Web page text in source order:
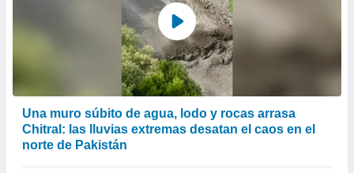
Una muro súbito de agua, lodo y rocas arrasa
Chitral: las lluvias extremas desatan el caos en el
norte de Pakistán